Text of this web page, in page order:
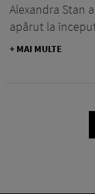
Alexandra Stan
apărut la
+ MAI MULTE